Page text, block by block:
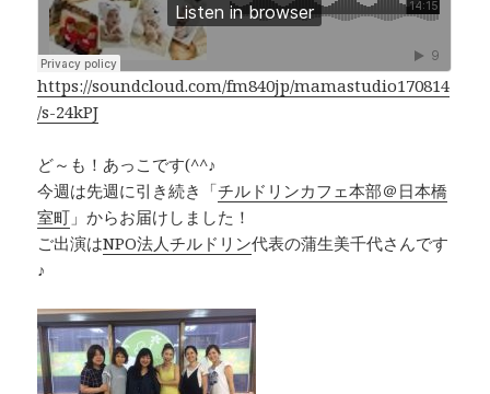
o
o
k
d
s
n
k
https://soundcloud.com/fm840jp/mamastudio170814
/s-24kPJ
ど～も！あっこです(^^♪
今週は先週に引き続き「チルドリンカフェ本部＠日本橋
室町 」からお届けしました！
ご出演はNPO法人チルドリン代表の蒲生美千代さんです
♪